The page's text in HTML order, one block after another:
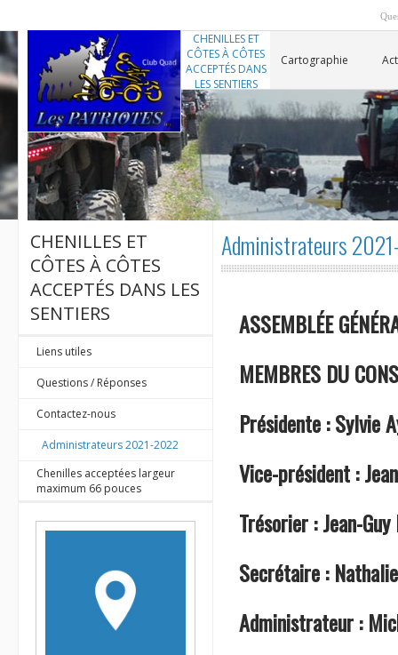
CHENILLES ET
CÔTES À CÔTES
ACCEPTÉS DANS
LES SENTIERS
Cartographie
Administrateurs
ASSEMBLÉE
MEMBRES DU
Présidente : Sylvie
Vice-président :
Trésorier : Jean-Guy
Secrétaire :
Administrateur :
CHENILLES ET
CÔTES À CÔTES
ACCEPTÉS DANS LES
SENTIERS
Liens utiles
Questions / Réponses
Contactez-nous
Administrateurs 2021-2022
Chenilles acceptées largeur
maximum 66 pouces